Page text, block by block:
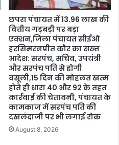
छपरा पंचायत में 13.96 लाख की
वित्तीय गड़बड़ी पर बड़ा
एक्शन,जिला पंचायत सीईओ
हरसिमरनप्रीत कौर का सख्त
आदेश: सरपंच, सचिव, उपयंत्री
और सरपंच पति से होगी
वसूली,15 दिन की मोहलत खत्म
होते ही धारा 40 और 92 के तहत
कार्रवाई की चेतावनी, पंचायत के
कामकाज में सरपंच पति की
दखलंदाजी पर भी लगाई रोक
August 8, 2026